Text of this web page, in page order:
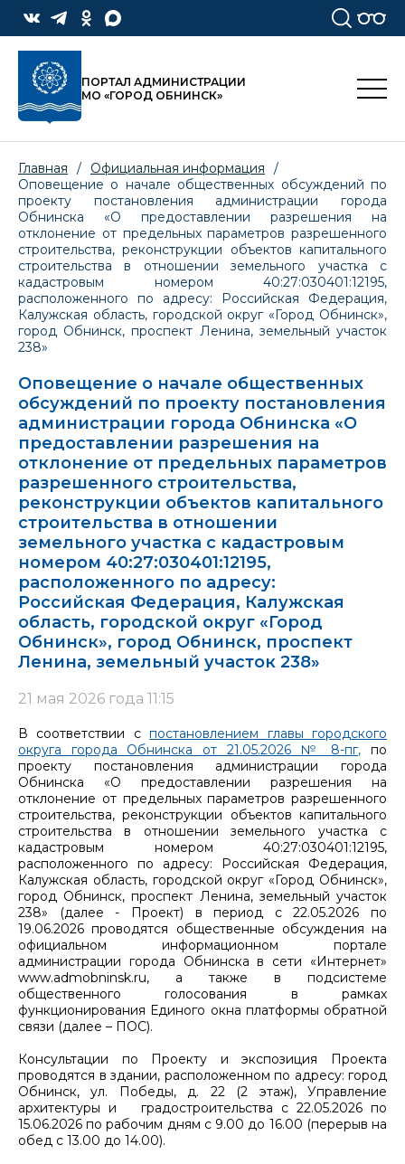
ПОРТАЛ АДМИНИСТРАЦИИ
МО «ГОРОД ОБНИНСК»
Главная / Официальная информация
/
Оповещение о начале общественных обсуждений по
проекту постановления администрации города
Обнинска «О предоставлении разрешения на
отклонение от предельных параметров разрешенного
строительства, реконструкции объектов капитального
строительства в отношении земельного участка с
кадастровым номером 40:27:030401:12195,
расположенного по адресу: Российская Федерация,
Калужская область, городской округ «Город Обнинск»,
город Обнинск, проспект Ленина, земельный участок
238»
Оповещение о начале общественных
обсуждений по проекту постановления
администрации города Обнинска «О
предоставлении разрешения на
отклонение от предельных параметров
разрешенного строительства,
реконструкции объектов капитального
строительства в отношении
земельного участка с кадастровым
номером 40:27:030401:12195,
расположенного по адресу:
Российская Федерация, Калужская
область, городской округ «Город
Обнинск», город Обнинск, проспект
Ленина, земельный участок 238»
21 мая 2026 года 11:15
В соответствии спостановлением главы городского
округа города Обнинска от 21.05.2026 № 8-пг, по
проекту постановления администрации города
Обнинска «О предоставлении разрешения на
отклонение от предельных параметров разрешенного
строительства, реконструкции объектов капитального
строительства в отношении земельного участка с
кадастровым номером 40:27:030401:12195,
расположенного по адресу: Российская Федерация,
Калужская область, городской округ «Город Обнинск»,
город Обнинск, проспект Ленина, земельный участок
238» (далее - Проект) в период с 22.05.2026 по
19.06.2026 проводятся общественные обсуждения на
официальном информационном портале
администрации города Обнинска в сети «Интернет»
www.admobninsk.ru, а также в подсистеме
общественного голосования в рамках
функционирования Единого окна платформы обратной
связи (далее – ПОС).
Консультации по Проекту и экспозиция Проекта
проводятся в здании, расположенном по адресу: город
Обнинск, ул. Победы, д. 22 (2 этаж), Управление
архитектуры и градостроительства с 22.05.2026 по
15.06.2026 по рабочим дням с 9.00 до 16.00 (перерыв на
обед с 13.00 до 14.00).